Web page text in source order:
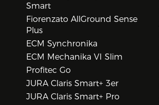
Smart
Fiorenzato AllGround Sense
Plus
ECM Synchronika
ECM Mechanika VI Slim
Profitec Go
JURA Claris Smart+ 3er
JURA Claris Smart+ Pro